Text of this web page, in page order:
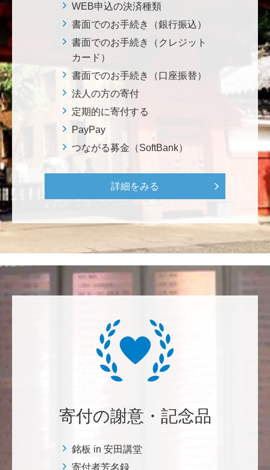
荒木 雅子
イタリアと日本が協力して頑張っている壮大な発掘調
査プロジェクト。 歴史的な発見があることを期待しま
す。募金することにより、私自身も参加しているよう
な気持ちです。 <ソンマ・ヴェスヴィアーナ発掘調査
プロジェクト>
株式会社Ｌｅｇａｌｓｃａｐｅ
当社は、IS・CSで学んだ知見を法領域に応用するとこ
タ科学の力が発揮されるよう祈念して、支援いたしま
す。 <コンピュータサイエンス教育支援基金>
三好 弘晃
世界に貢献を！
対校戦勝利、インカレ優勝目指して頑張ってくださ
紺野 邦昭
解できるようになりました。パンフに出ている「重た
いドアの自動ドア化あるいは開閉しやすい折り戸化」
WEB申込の決済種類
書面でのお手続き（銀行振込）
書面でのお手続き（クレジット
カード）
書面でのお手続き（口座振替）
法人の方の寄付
定期的に寄付する
PayPay
つながる募金（SoftBank）
詳細をみる
寄付の謝意・記念品
銘板 in 安田講堂
寄付者芳名録